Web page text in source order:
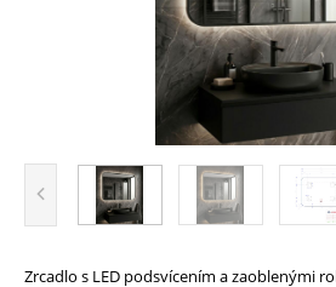
Zrcadlo s LED podsvícením a zaoblenými